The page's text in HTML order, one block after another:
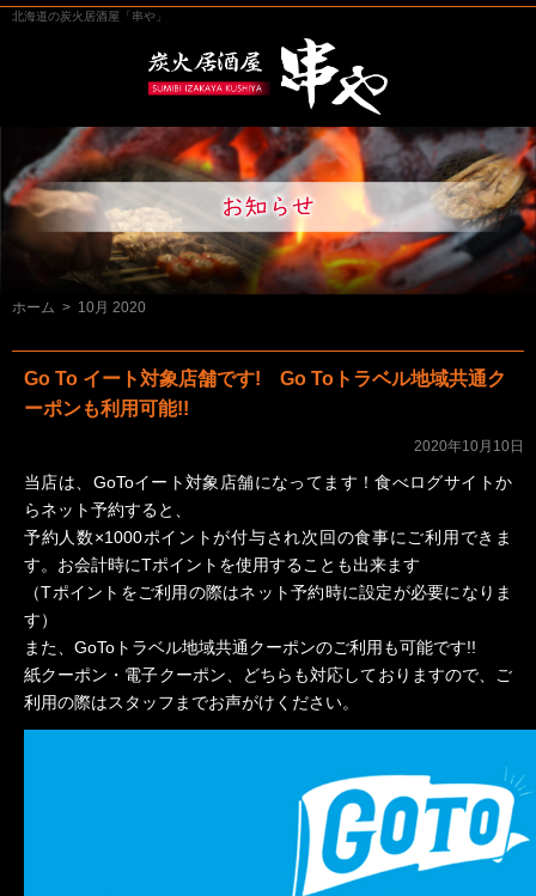
北海道の炭火居酒屋「串や」
ホーム > 10月 2020
Go To イート対象店舗です! Go Toトラベル地域共通ク
ーポンも利用可能!!
2020年10月10日
当店は、GoToイート対象店舗になってます！食べログサイトか
らネット予約すると、
予約人数×1000ポイントが付与され次回の食事にご利用できま
す。お会計時にTポイントを使用することも出来ます
（Tポイントをご利用の際はネット予約時に設定が必要になりま
す）
また、GoToトラベル地域共通クーポンのご利用も可能です!!
紙クーポン・電子クーポン、どちらも対応しておりますので、ご
利用の際はスタッフまでお声がけください。